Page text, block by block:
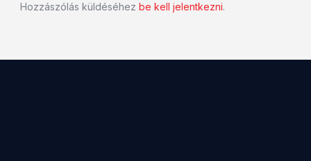
Hozzászólás küldéséhez be kell jelentkezni.